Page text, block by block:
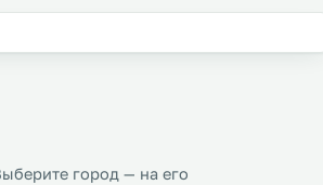
город — на его